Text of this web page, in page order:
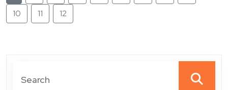
10
11 12